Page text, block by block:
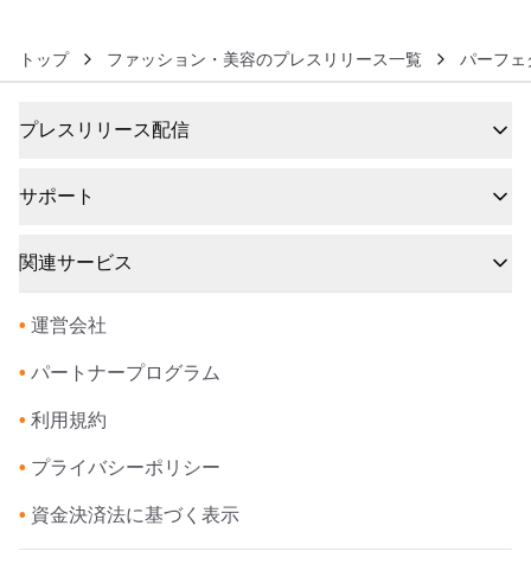
トップ ファッション・美容のプレスリリース一覧 パーフェ
プレスリリース配信
サポート
関連サービス
• 運営会社
• パートナープログラム
• 利用規約
• プライバシーポリシー
• 資金決済法に基づく表示